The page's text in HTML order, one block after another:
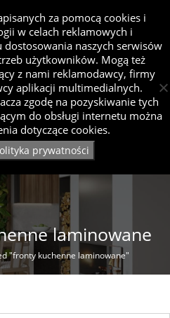
laminowane
"fronty kuchenne laminowane"
za pomocą cookies i
w celach reklamowych i
dostosowania naszych serwisów
użytkowników. Mogą też
z nami reklamodawcy, firmy
aplikacji multimedialnych.
zgodę na pozyskiwanie tych
do obsługi internetu można
dotyczące cookies.
prywatności